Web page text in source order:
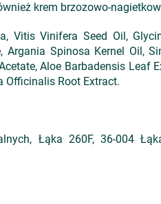
krem brzozowo-
Vitis Vinifera Seed Oil,
Spinosa Kernel Oil,
Aloe Barbadensis Leaf
Officinalis Root Extract.
Łąka 260F, 36-004